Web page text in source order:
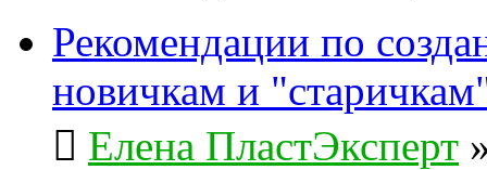
Рекомендации по
новичкам и
Елена ПластЭксперт